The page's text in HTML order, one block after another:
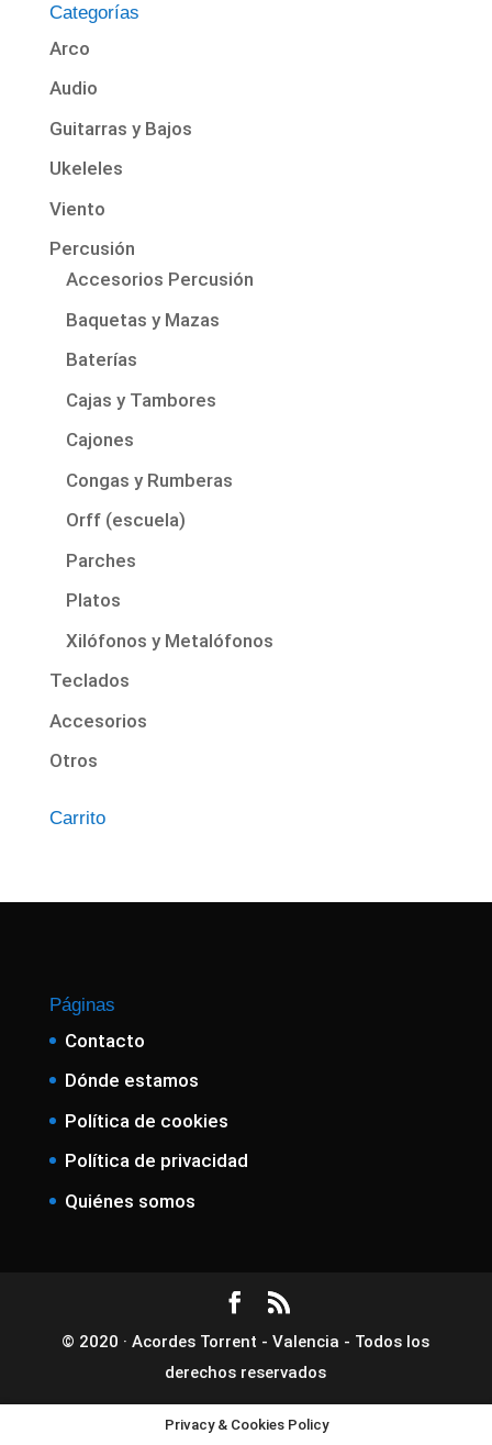
Categorías
Arco
Audio
Guitarras y Bajos
Ukeleles
Viento
Percusión
Accesorios Percusión
Baquetas y Mazas
Baterías
Cajas y Tambores
Cajones
Congas y Rumberas
Orff (escuela)
Parches
Platos
Xilófonos y Metalófonos
Teclados
Accesorios
Otros
Carrito
Páginas
Contacto
Dónde estamos
Política de cookies
Política de privacidad
Quiénes somos
© 2020 · Acordes Torrent - Valencia - Todos los
derechos reservados
Privacy & Cookies Policy